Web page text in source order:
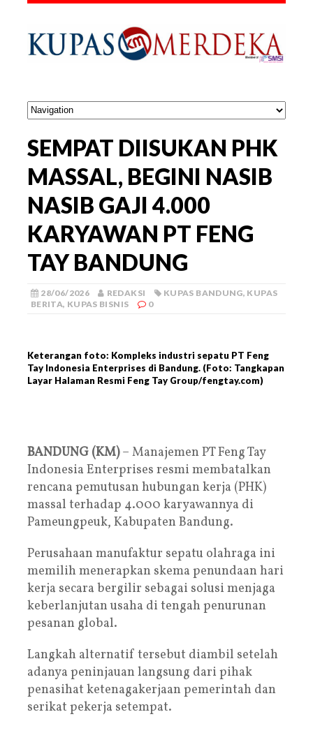
SEMPAT DIISUKAN PHK
MASSAL, BEGINI NASIB
NASIB GAJI 4.000
KARYAWAN PT FENG
TAY BANDUNG
28/06/2026 REDAKSI KUPAS BANDUNG, KUPAS
BERITA, KUPAS BISNIS 0
Keterangan foto: Kompleks industri sepatu PT Feng
Tay Indonesia Enterprises di Bandung. (Foto: Tangkapan
Layar Halaman Resmi Feng Tay Group/fengtay.com)
BANDUNG (KM)– Manajemen PT Feng Tay
Indonesia Enterprises resmi membatalkan
rencana pemutusan hubungan kerja (PHK)
massal terhadap 4.000 karyawannya di
Pameungpeuk, Kabupaten Bandung.
Perusahaan manufaktur sepatu olahraga ini
memilih menerapkan skema penundaan hari
kerja secara bergilir sebagai solusi menjaga
keberlanjutan usaha di tengah penurunan
pesanan global.
Langkah alternatif tersebut diambil setelah
adanya peninjauan langsung dari pihak
penasihat ketenagakerjaan pemerintah dan
serikat pekerja setempat.